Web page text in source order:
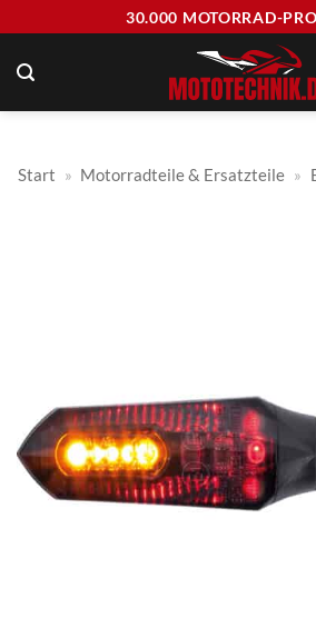
springen
30.000 MOTORRAD-
Start » Motorradteile & Ersatzteile »